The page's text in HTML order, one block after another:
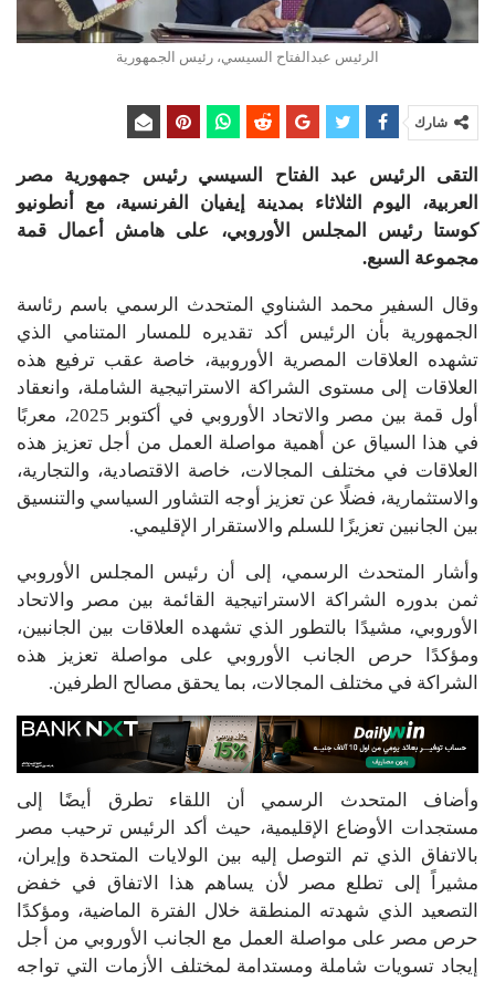
الرئيس عبدالفتاح السيسي، رئيس الجمهورية
شارك
التقى الرئيس عبد الفتاح السيسي رئيس جمهورية مصر
العربية، اليوم الثلاثاء بمدينة إيفيان الفرنسية، مع أنطونيو
كوستا رئيس المجلس الأوروبي، على هامش أعمال قمة
مجموعة السبع.
وقال السفير محمد الشناوي المتحدث الرسمي باسم رئاسة
الجمهورية بأن الرئيس أكد تقديره للمسار المتنامي الذي
تشهده العلاقات المصرية الأوروبية، خاصة عقب ترفيع هذه
العلاقات إلى مستوى الشراكة الاستراتيجية الشاملة، وانعقاد
أول قمة بين مصر والاتحاد الأوروبي في أكتوبر 2025، معربًا
في هذا السياق عن أهمية مواصلة العمل من أجل تعزيز هذه
العلاقات في مختلف المجالات، خاصة الاقتصادية، والتجارية،
والاستثمارية، فضلًا عن تعزيز أوجه التشاور السياسي والتنسيق
بين الجانبين تعزيزًا للسلم والاستقرار الإقليمي.
وأشار المتحدث الرسمي، إلى أن رئيس المجلس الأوروبي
ثمن بدوره الشراكة الاستراتيجية القائمة بين مصر والاتحاد
الأوروبي، مشيدًا بالتطور الذي تشهده العلاقات بين الجانبين،
ومؤكدًا حرص الجانب الأوروبي على مواصلة تعزيز هذه
الشراكة في مختلف المجالات، بما يحقق مصالح الطرفين.
وأضاف المتحدث الرسمي أن اللقاء تطرق أيضًا إلى
مستجدات الأوضاع الإقليمية، حيث أكد الرئيس ترحيب مصر
بالاتفاق الذي تم التوصل إليه بين الولايات المتحدة وإيران،
مشيراً إلى تطلع مصر لأن يساهم هذا الاتفاق في خفض
التصعيد الذي شهدته المنطقة خلال الفترة الماضية، ومؤكدًا
حرص مصر على مواصلة العمل مع الجانب الأوروبي من أجل
إيجاد تسويات شاملة ومستدامة لمختلف الأزمات التي تواجه